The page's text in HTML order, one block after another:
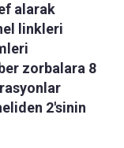
alarak
linkleri
zorbalara 8
2'sinin